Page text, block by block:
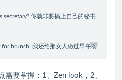
你就非要搞上自己的秘书
brunch. 我还给那女人做过早午餐
需要掌握：1、Zen look，2、